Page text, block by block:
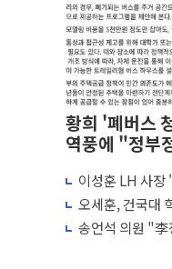
황희 '폐버스
역풍에 "정부
이성훈 LH 사장
택으로"…직원
오세훈, 건국대
년 주택 7.4만가
송언석 의원 "李
민
한